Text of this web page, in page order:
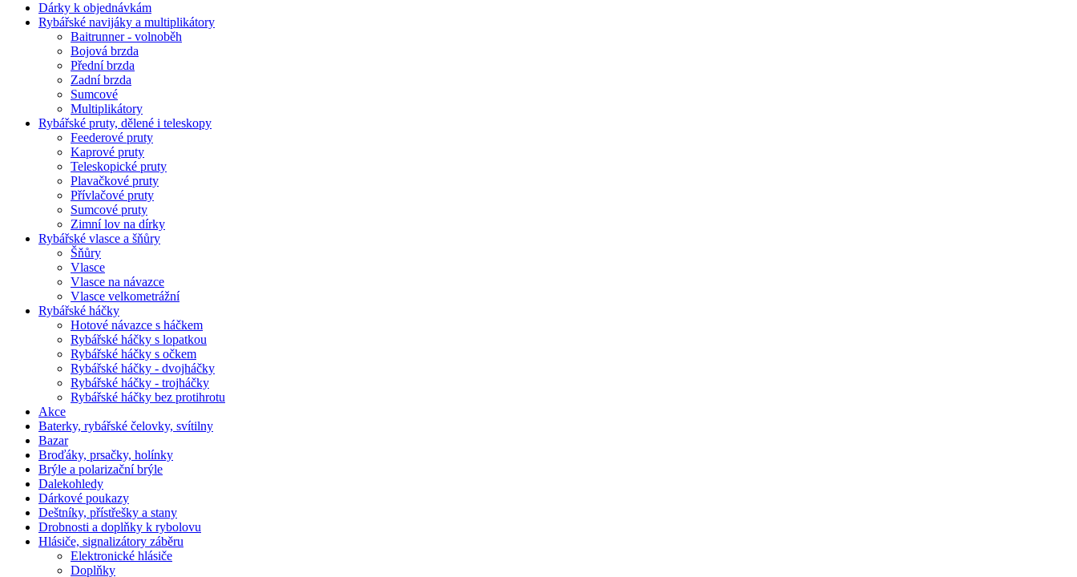
Dárky k objednávkám
Rybářské navijáky a multiplikátory
Baitrunner - volnoběh
Bojová brzda
Přední brzda
Zadní brzda
Sumcové
Multiplikátory
Rybářské pruty, dělené i teleskopy
Feederové pruty
Kaprové pruty
Teleskopické pruty
Plavačkové pruty
Přívlačové pruty
Sumcové pruty
Zimní lov na dírky
Rybářské vlasce a šňůry
Šňůry
Vlasce
Vlasce na návazce
Vlasce velkometrážní
Rybářské háčky
Hotové návazce s háčkem
Rybářské háčky s lopatkou
Rybářské háčky s očkem
Rybářské háčky - dvojháčky
Rybářské háčky - trojháčky
Rybářské háčky bez protihrotu
Akce
Baterky, rybářské čelovky, svítilny
Bazar
Broďáky, prsačky, holínky
Brýle a polarizační brýle
Dalekohledy
Dárkové poukazy
Deštníky, přístřešky a stany
Drobnosti a doplňky k rybolovu
Hlásiče, signalizátory záběru
Elektronické hlásiče
Doplňky